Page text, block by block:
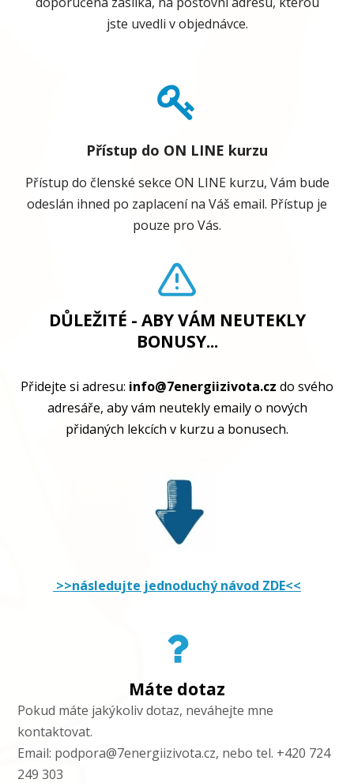
jste uvedli v objednávce.
Přístup do ON LINE kurzu
Přístup do členské sekce ON LINE kurzu, Vám bude
odeslán ihned po zaplacení na Váš email. Přístup je
pouze pro Vás.
DŮLEŽITÉ - ABY VÁM NEUTEKLY
BONUSY...
Přidejte si adresu: info@7energiizivota.cz do svého
adresáře, aby vám neutekly emaily o nových
přidaných lekcích v kurzu a bonusech.
>>následujte jednoduchý návod ZDE<<
Máte dotaz
Pokud máte jakýkoliv dotaz, neváhejte mne
kontaktovat.
Email: podpora@7energiizivota.cz, nebo tel. +420 724
249 303